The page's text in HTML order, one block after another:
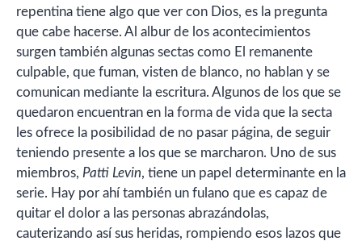
repentina tiene algo que ver con Dios, es la pregunta
que cabe hacerse. Al albur de los acontecimientos
surgen también algunas sectas como El remanente
culpable, que fuman, visten de blanco, no hablan y se
comunican mediante la escritura. Algunos de los que se
quedaron encuentran en la forma de vida que la secta
les ofrece la posibilidad de no pasar página, de seguir
teniendo presente a los que se marcharon. Uno de sus
miembros, Patti Levin, tiene un papel determinante en la
serie. Hay por ahí también un fulano que es capaz de
quitar el dolor a las personas abrazándolas,
cauterizando así sus heridas, rompiendo esos lazos que